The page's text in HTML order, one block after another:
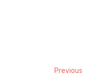
Previous